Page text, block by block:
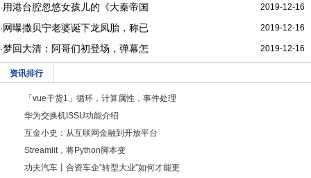
2019-12-16
· 用港台腔忽悠女孩儿的《大秦帝国
2019-12-16
·网曝撒贝宁老婆诞下龙凤胎，称已
2019-12-16
·梦回大清：阿哥们初登场，弹幕怎
资讯排行
「vue干货1」循环，计算属性，事件处理
华为交换机ISSU功能介绍
互金小史：从互联网金融到开放平台
Streamlit，将Python脚本变
功夫汽车丨合资车企“转型大业”如何才能更